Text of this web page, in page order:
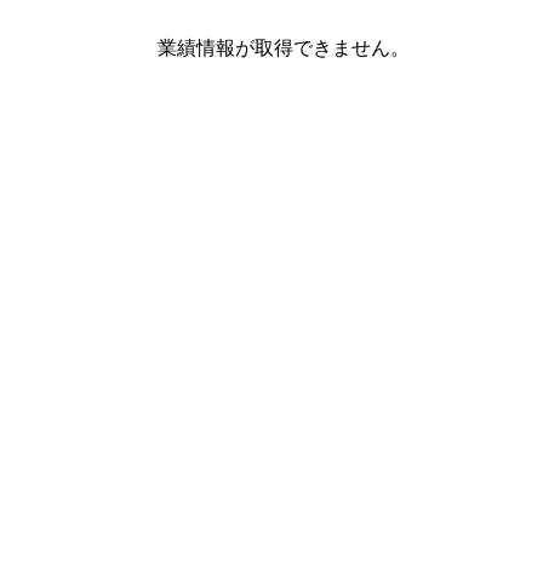
業績情報が取得できません。